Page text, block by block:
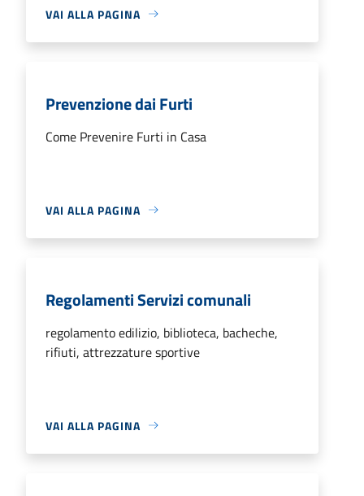
VAI ALLA PAGINA
Prevenzione dai Furti
Come Prevenire Furti in Casa
VAI ALLA PAGINA
Regolamenti Servizi comunali
regolamento edilizio, biblioteca, bacheche,
rifiuti, attrezzature sportive
VAI ALLA PAGINA